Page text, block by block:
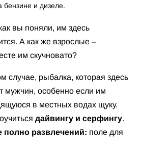
бензине и дизеле.
вы поняли, им здесь
А как же взрослые –
им скучновато?
случае, рыбалка, которая здесь
мужчин, особенно если им
в местных водах щуку.
дайвингу и серфингу.
полно развлечений: поле для